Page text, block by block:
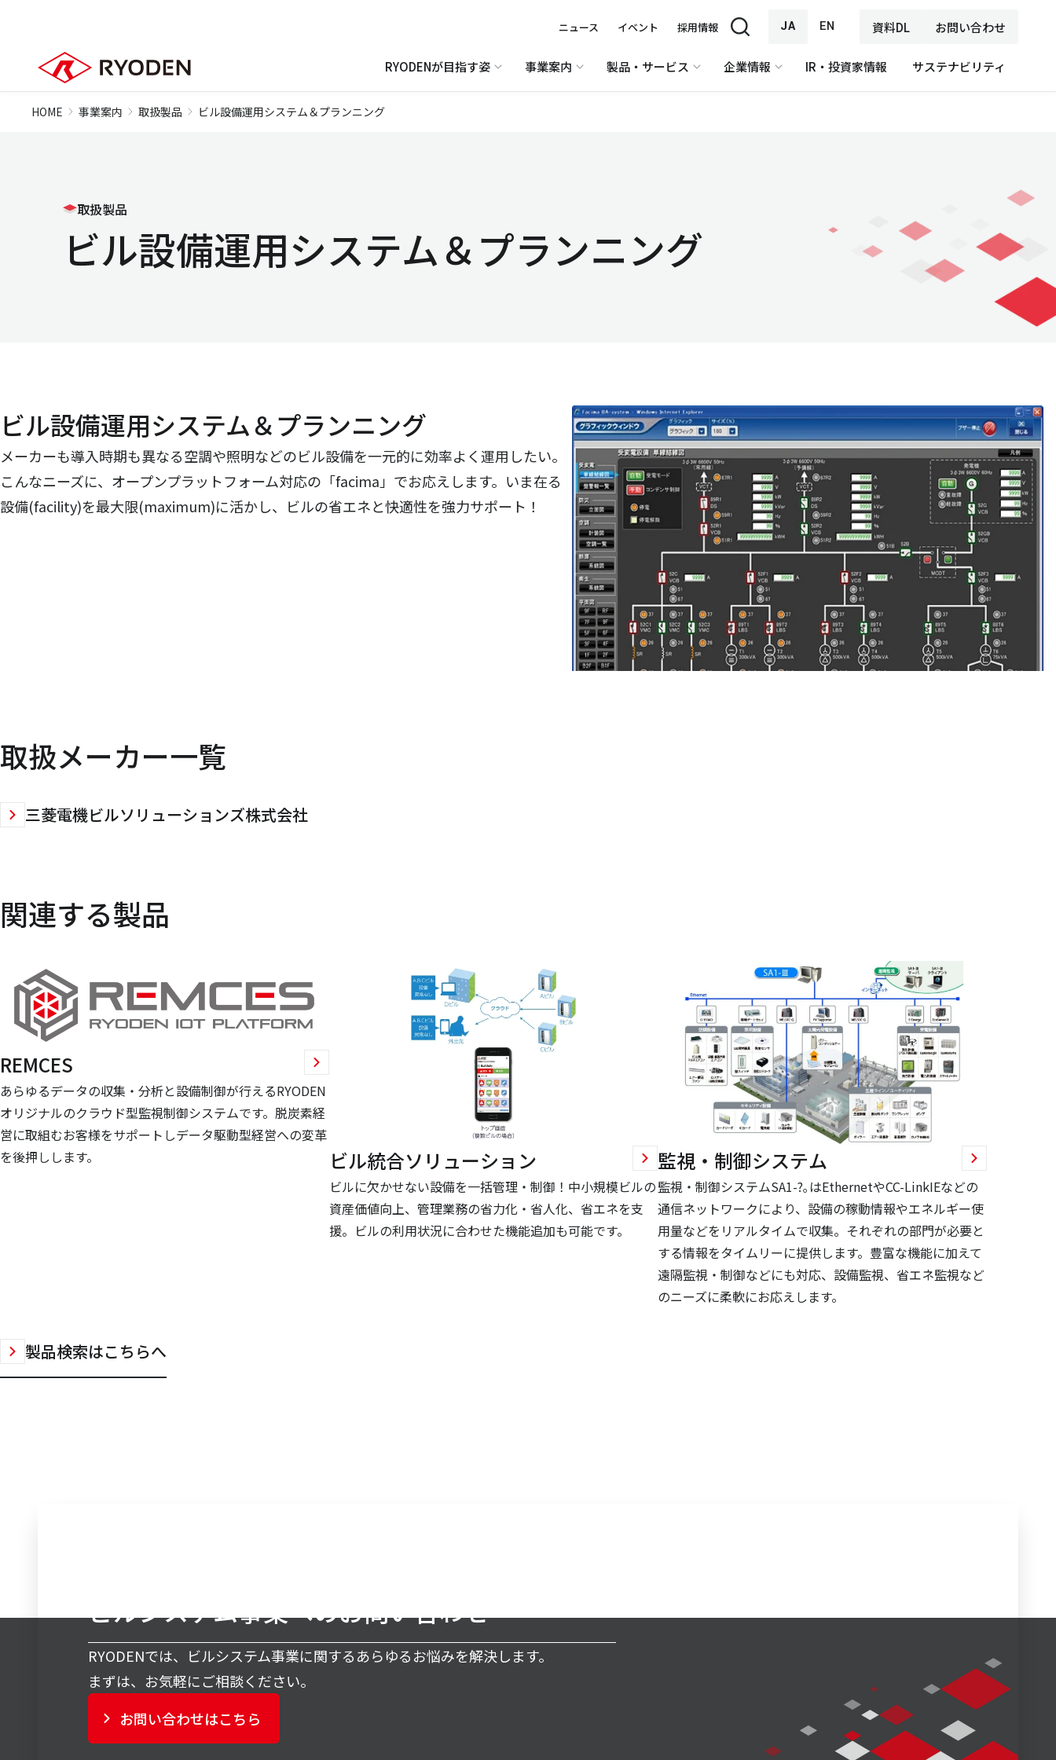
ニュース イベント 採用情報 JA EN 資料DL お問い合わせ
RYODENが目指す姿 事業案内 製品・サービス 企業情報 IR・投資家情報 サステナビリティ
HOME 事業案内 取扱製品 ビル設備運用システム＆プランニング
取扱製品
ビル設備運用システム＆プランニング
ビル設備運用システム＆プランニング
メーカーも導入時期も異なる空調や照明などのビル設備を一元的に効率よく運用したい。
こんなニーズに、オープンプラットフォーム対応の「facima」でお応えします。いま在る
設備(facility)を最大限(maximum)に活かし、ビルの省エネと快適性を強力サポート！
取扱メーカー一覧
三菱電機ビルソリューションズ株式会社
関連する製品
REMCES
あらゆるデータの収集・分析と設備制御が行えるRYODEN
オリジナルのクラウド型監視制御システムです。脱炭素経
営に取組むお客様をサポートしデータ駆動型経営への変革
を後押しします。
ビル統合ソリューション
ビルに欠かせない設備を一括管理・制御！中小規模ビルの
資産価値向上、管理業務の省力化・省人化、省エネを支
援。ビルの利用状況に合わせた機能追加も可能です。
監視・制御システム
監視・制御システムSA1-?｡はEthernetやCC-LinkIEなどの
通信ネットワークにより、設備の稼動情報やエネルギー使
用量などをリアルタイムで収集。それぞれの部門が必要と
する情報をタイムリーに提供します。豊富な機能に加えて
遠隔監視・制御などにも対応、設備監視、省エネ監視など
のニーズに柔軟にお応えします。
製品検索はこちらへ
ビルシステム事業へのお問い合わせ
RYODENでは、ビルシステム事業に関するあらゆるお悩みを解決します。
まずは、お気軽にご相談ください。
お問い合わせはこちら